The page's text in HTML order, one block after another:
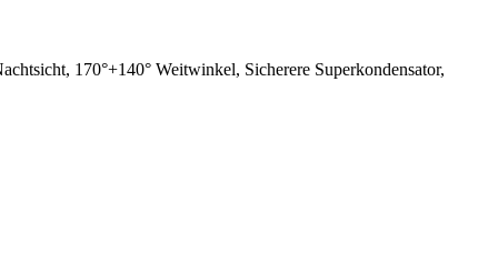
170°+140° Weitwinkel, Sicherere Superkondensator,